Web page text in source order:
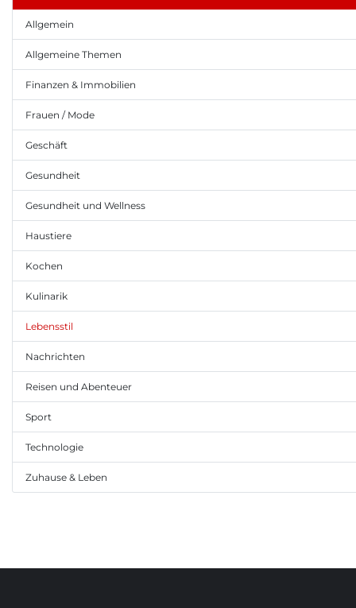
Allgemein
Allgemeine Themen
Finanzen & Immobilien
Frauen / Mode
Geschäft
Gesundheit
Gesundheit und Wellness
Haustiere
Kochen
Kulinarik
Lebensstil
Nachrichten
Reisen und Abenteuer
Sport
Technologie
Zuhause & Leben